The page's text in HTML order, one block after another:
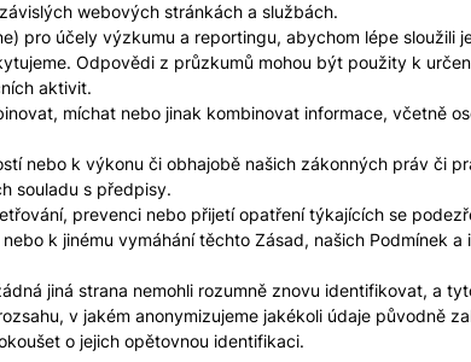
webových stránkách a službách.
pro účely výzkumu a reportingu, abychom lépe sloužili
Odpovědi z průzkumů mohou být použity k
aktivit.
míchat nebo jinak kombinovat informace, včetně
nebo k výkonu či obhajobě našich zákonných práv či
souladu s předpisy.
prevenci nebo přijetí opatření týkajících se
k jinému vymáhání těchto Zásad, našich Podmínek a
jiná strana nemohli rozumně znovu identifikovat, a
v jakém anonymizujeme jakékoli údaje původně
o jejich opětovnou identifikaci.